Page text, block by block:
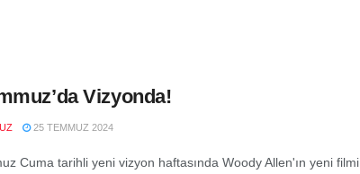
Vizyonda!
25 TEMMUZ 2024
Cuma tarihli yeni vizyon haftasında Woody Allen'ın yeni filmi